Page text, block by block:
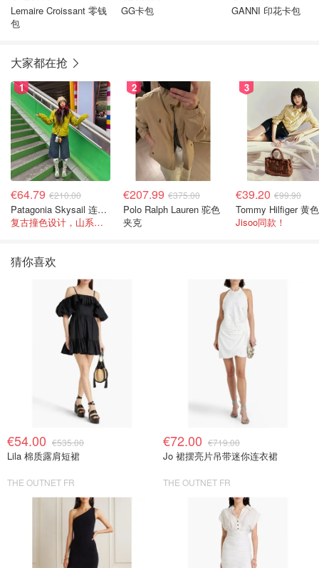
Lemaire Croissant 零钱
包
GG卡包 GANNI 印花卡包
大家都在抢
1
€64.79 €210.00
Patagonia Skysail 连帽夹克
复古撞色设计，山系感直接拉满
2
€207.99 €375.00
Polo Ralph Lauren 驼色
夹克
3
€39.20 €99.90
Jisoo同款！
猜你喜欢
€54.00 €535.00
Lila 棉质露肩短裙
THE OUTNET FR
€72.00 €719.00
Jo 裙摆亮片吊带迷你连衣裙
THE OUTNET FR